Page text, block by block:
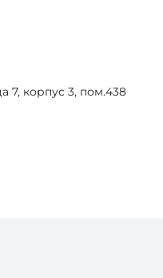
7, корпус 3, пом.438